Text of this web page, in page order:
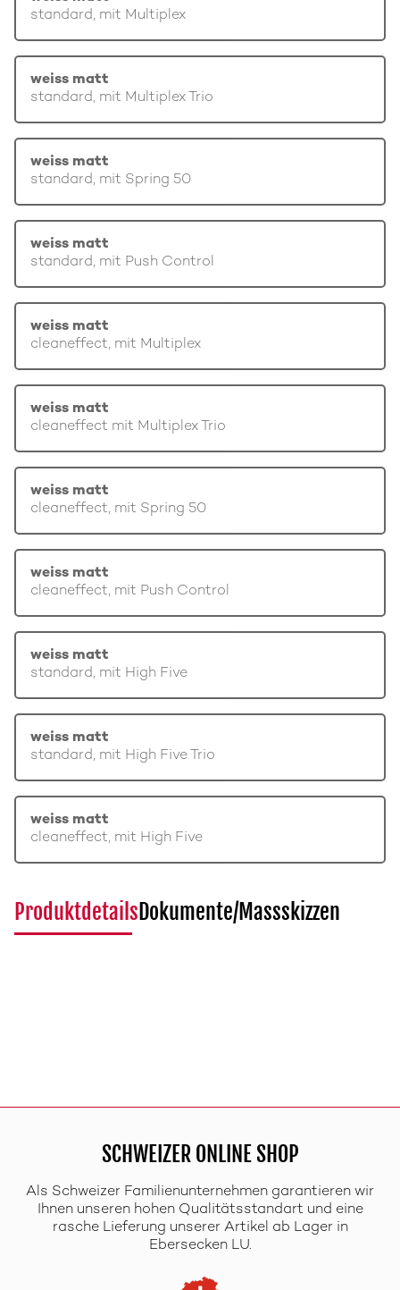
standard, mit Multiplex
weiss matt
standard, mit Multiplex Trio
weiss matt
standard, mit Spring 50
weiss matt
standard, mit Push Control
weiss matt
cleaneffect, mit Multiplex
weiss matt
cleaneffect mit Multiplex Trio
weiss matt
cleaneffect, mit Spring 50
weiss matt
cleaneffect, mit Push Control
weiss matt
standard, mit High Five
weiss matt
standard, mit High Five Trio
weiss matt
cleaneffect, mit High Five
ProduktdetailsDokumente/Massskizzen
SCHWEIZER ONLINE SHOP
Als Schweizer Familienunternehmen garantieren wir
Ihnen unseren hohen Qualitätsstandart und eine
rasche Lieferung unserer Artikel ab Lager in
Ebersecken LU.